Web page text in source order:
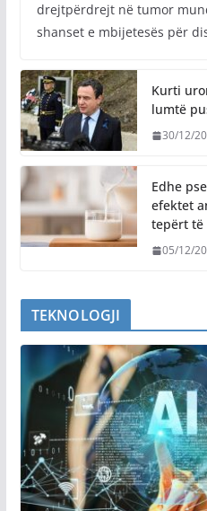
drejtpërdrejt në tumor
shanset e mbijetesës për
Kurti
lumtë
30/12/
Edhe
efektet
tepërt
05/12/
TEKNOLOGJI